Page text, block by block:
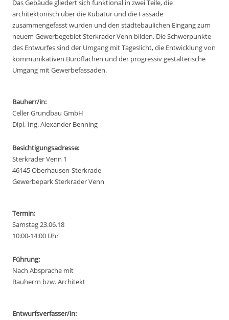
Das Gebäude gliedert sich funktional in zwei Teile, die
architektonisch über die Kubatur und die Fassade
zusammengefasst wurden und den städtebaulichen Eingang zum
neuem Gewerbegebiet Sterkrader Venn bilden. Die Schwerpunkte
des Entwurfes sind der Umgang mit Tageslicht, die Entwicklung von
kommunikativen Büroflächen und der progressiv gestalterische
Umgang mit Gewerbefassaden.
Bauherr/in:
Celler Grundbau GmbH
Dipl.-Ing. Alexander Benning
Besichtigungsadresse:
Sterkrader Venn 1
46145 Oberhausen-Sterkrade
Gewerbepark Sterkrader Venn
Termin:
Samstag 23.06.18
10:00-14:00 Uhr
Führung:
Nach Absprache mit
Bauherrn bzw. Architekt
Entwurfsverfasser/in: